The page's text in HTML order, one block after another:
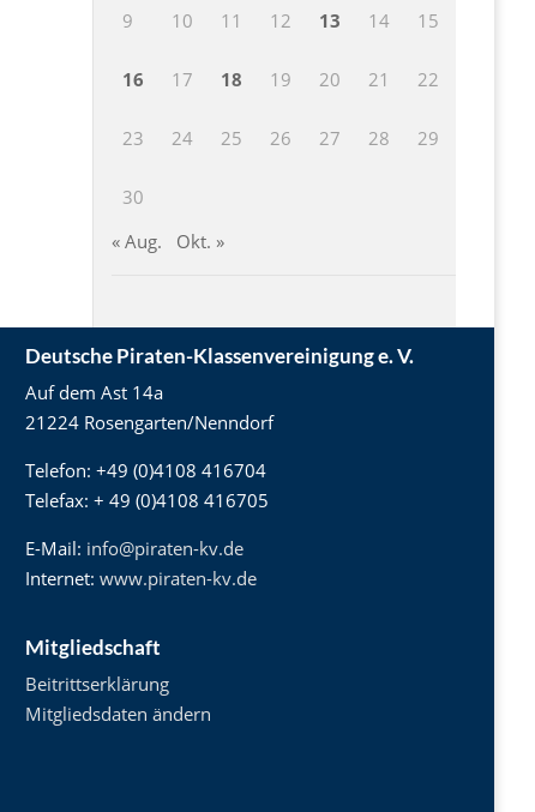
9 10 11 12 13 14 15
16 17 18 19 20 21 22
23 24 25 26 27 28 29
30
« Aug.
Okt. »
Deutsche Piraten-Klassenvereinigung e. V.
Auf dem Ast 14a
21224 Rosengarten/Nenndorf
Telefon: +49 (0)4108 416704
Telefax: + 49 (0)4108 416705
E-Mail: info@piraten-kv.de
Internet: www.piraten-kv.de
Mitgliedschaft
Beitrittserklärung
Mitgliedsdaten ändern